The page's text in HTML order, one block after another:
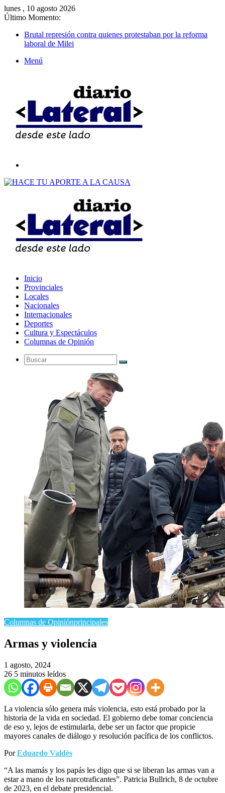
lunes , 10 agosto 2026
Último Momento:
Brutal represión contra quienes protestaban por la reforma
laboral de Milei
Menú
Inicio
Provinciales
Locales
Nacionales
Internacionales
Deportes
Cultura y Espectáculos
Columnas de Opinión
Buscar
Columnas de Opiniónprincipales
Armas y violencia
1 agosto, 2024
26 5 minutos leídos
La violencia sólo genera más violencia, esto está probado por la
historia de la vida en sociedad. El gobierno debe tomar conciencia
de eso y, lejos de estimularla, debe ser un factor que propicie
mayores canales de diálogo y resolución pacífica de los conflictos.
PorEduardo Valdés
“A las mamás y los papás les digo que si se liberan las armas van a
estar a mano de los narcotraficantes”. Patricia Bullrich, 8 de octubre
de 2023, en el debate presidencial.